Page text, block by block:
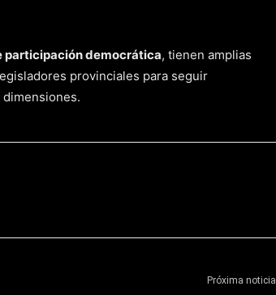
participación democrática, tienen amplias
provinciales para seguir
Próxima noticia